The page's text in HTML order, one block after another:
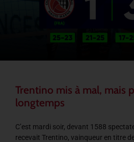
Trentino mis à mal, mais
longtemps
C’est mardi soir, devant 1588
recevait Trentino, vainqueur en titre